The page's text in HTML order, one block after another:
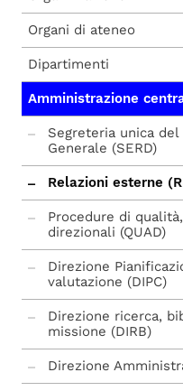
Organi di ateneo
Rettore
Prorettore
Delegati del rettore
Direttore generale
Senato accademico
Consiglio di
Altri organi
Composizione organi
Dipartimenti
Dipartimento di
Dipartimento di
comunicazione,
Dipartimento di
ambientali e
Dipartimento di
Statistiche - DIES
Dipartimento di
Dipartimento di
informatiche e
Dipartimento di
patrimonio
Amministrazione
Segreteria unica
Generale (SERD)
Relazioni esterne
Procedure di
direzionali (QUAD)
Direzione
valutazione (DIPC)
Direzione ricerca,
missione (DIRB)
Direzione